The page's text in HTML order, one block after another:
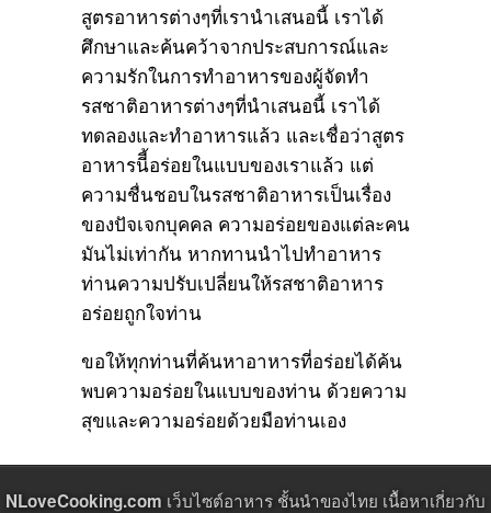
สูตรอาหารต่างๆที่เรานำเสนอนี้ เราได้
ศึกษาและค้นคว้าจากประสบการณ์และ
ความรักในการทำอาหารของผู้จัดทำ
รสชาติอาหารต่างๆที่นำเสนอนี้ เราได้
ทดลองและทำอาหารแล้ว และเชื่อว่าสูตร
อาหารนีี้อร่อยในแบบของเราแล้ว แต่
ความชื่นชอบในรสชาติอาหารเป็นเรื่อง
ของปัจเจกบุคคล ความอร่อยของแต่ละคน
มันไม่เท่ากัน หากทานนำไปทำอาหาร
ท่านความปรับเปลี่ยนให้รสชาติอาหาร
อร่อยถูกใจท่าน
ขอให้ทุกท่านที่ค้นหาอาหารที่อร่อยได้ค้น
พบความอร่อยในแบบของท่าน ด้วยความ
สุขและความอร่อยด้วยมือท่านเอง
NLoveCooking.com เว็บไซต์อาหาร ชั้นนำของไทย เนื้อหาเกี่ยวกับ